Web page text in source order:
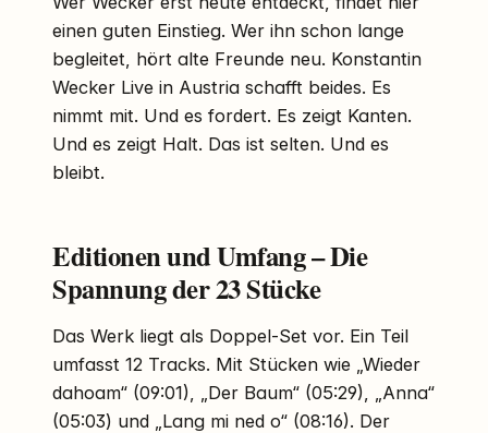
einen guten Einstieg. Wer ihn schon lange
begleitet, hört alte Freunde neu. Konstantin
Wecker Live in Austria schafft beides. Es
nimmt mit. Und es fordert. Es zeigt Kanten.
Und es zeigt Halt. Das ist selten. Und es
bleibt.
Editionen und Umfang – Die
Spannung der 23 Stücke
Das Werk liegt als Doppel-Set vor. Ein Teil
umfasst 12 Tracks. Mit Stücken wie „Wieder
dahoam“ (09:01), „Der Baum“ (05:29), „Anna“
(05:03) und „Lang mi ned o“ (08:16). Der